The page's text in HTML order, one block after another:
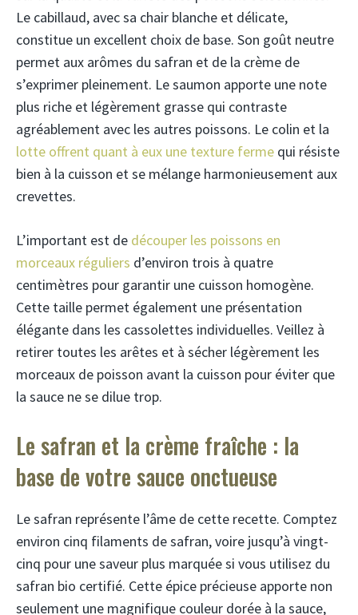
Le cabillaud, avec sa chair blanche et délicate,
constitue un excellent choix de base. Son goût neutre
permet aux arômes du safran et de la crème de
s’exprimer pleinement. Le saumon apporte une note
plus riche et légèrement grasse qui contraste
agréablement avec les autres poissons. Le colin et la
lotte offrent quant à eux une texture ferme qui résiste
bien à la cuisson et se mélange harmonieusement aux
crevettes.
L’important est de découper les poissons en
morceaux réguliers d’environ trois à quatre
centimètres pour garantir une cuisson homogène.
Cette taille permet également une présentation
élégante dans les cassolettes individuelles. Veillez à
retirer toutes les arêtes et à sécher légèrement les
morceaux de poisson avant la cuisson pour éviter que
la sauce ne se dilue trop.
Le safran et la crème fraîche : la
base de votre sauce onctueuse
Le safran représente l’âme de cette recette. Comptez
environ cinq filaments de safran, voire jusqu’à vingt-
cinq pour une saveur plus marquée si vous utilisez du
safran bio certifié. Cette épice précieuse apporte non
seulement une magnifique couleur dorée à la sauce,